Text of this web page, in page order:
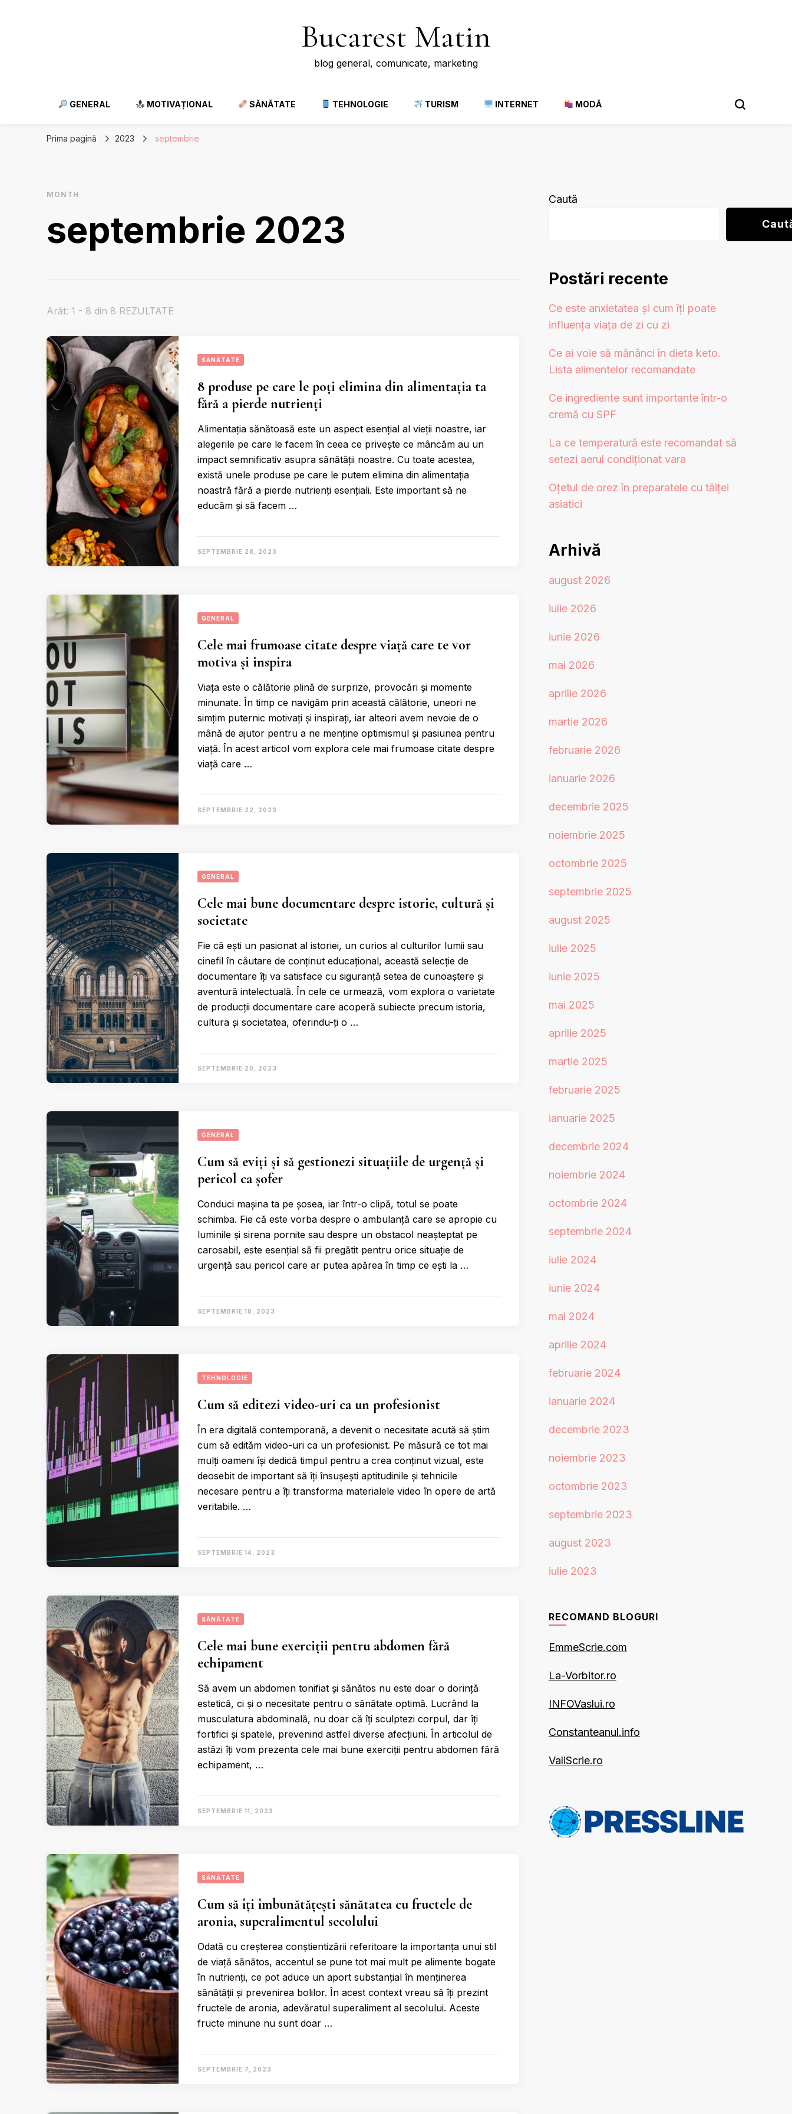
Bucarest Matin
blog general, comunicate, marketing
GENERAL MOTIVAȚIONAL SĂNĂTATE TEHNOLOGIE TURISM INTERNET MODĂ
Prima pagină 2023 septembrie
MONTH
septembrie 2023
Arăt: 1 - 8 din 8 REZULTATE
SĂNĂTATE
8 produse pe care le poți elimina din alimentația ta
fără a pierde nutrienți
Alimentația sănătoasă este un aspect esențial al vieții noastre, iar
alegerile pe care le facem în ceea ce privește ce mâncăm au un
impact semnificativ asupra sănătății noastre. Cu toate acestea,
există unele produse pe care le putem elimina din alimentația
noastră fără a pierde nutrienți esențiali. Este important să ne
educăm și să facem …
SEPTEMBRIE 28, 2023
GENERAL
Cele mai frumoase citate despre viață care te vor
motiva și inspira
Viața este o călătorie plină de surprize, provocări și momente
minunate. În timp ce navigăm prin această călătorie, uneori ne
simțim puternic motivați și inspirați, iar alteori avem nevoie de o
mână de ajutor pentru a ne menține optimismul și pasiunea pentru
viață. În acest articol vom explora cele mai frumoase citate despre
viață care …
SEPTEMBRIE 22, 2023
GENERAL
Cele mai bune documentare despre istorie, cultură și
societate
Fie că ești un pasionat al istoriei, un curios al culturilor lumii sau
cinefil în căutare de conținut educațional, această selecție de
documentare îți va satisface cu siguranță setea de cunoaștere și
aventură intelectuală. În cele ce urmează, vom explora o varietate
de producții documentare care acoperă subiecte precum istoria,
cultura și societatea, oferindu-ți o …
SEPTEMBRIE 20, 2023
GENERAL
Cum să eviți și să gestionezi situațiile de urgență și
pericol ca șofer
Conduci mașina ta pe șosea, iar într-o clipă, totul se poate
schimba. Fie că este vorba despre o ambulanță care se apropie cu
luminile și sirena pornite sau despre un obstacol neașteptat pe
carosabil, este esențial să fii pregătit pentru orice situație de
urgență sau pericol care ar putea apărea în timp ce ești la …
SEPTEMBRIE 18, 2023
TEHNOLOGIE
Cum să editezi video-uri ca un profesionist
În era digitală contemporană, a devenit o necesitate acută să știm
cum să edităm video-uri ca un profesionist. Pe măsură ce tot mai
mulți oameni își dedică timpul pentru a crea conținut vizual, este
deosebit de important să îți însușești aptitudinile și tehnicile
necesare pentru a îți transforma materialele video în opere de artă
veritabile. …
SEPTEMBRIE 14, 2023
SĂNĂTATE
Cele mai bune exerciții pentru abdomen fără
echipament
Să avem un abdomen tonifiat și sănătos nu este doar o dorință
estetică, ci și o necesitate pentru o sănătate optimă. Lucrând la
musculatura abdominală, nu doar că îți sculptezi corpul, dar îți
fortifici și spatele, prevenind astfel diverse afecțiuni. În articolul de
astăzi îți vom prezenta cele mai bune exerciții pentru abdomen fără
echipament, …
SEPTEMBRIE 11, 2023
SĂNĂTATE
Cum să îți îmbunătățești sănătatea cu fructele de
aronia, superalimentul secolului
Odată cu creșterea conștientizării referitoare la importanța unui stil
de viață sănătos, accentul se pune tot mai mult pe alimente bogate
în nutrienți, ce pot aduce un aport substanțial în menținerea
sănătății și prevenirea bolilor. În acest context vreau să îți prezint
fructele de aronia, adevăratul superaliment al secolului. Aceste
fructe minune nu sunt doar …
SEPTEMBRIE 7, 2023
Caută
Postări recente
Ce este anxietatea și cum îți poate
influența viața de zi cu zi
Ce ai voie să mănânci în dieta keto.
Lista alimentelor recomandate
Ce ingrediente sunt importante într-o
cremă cu SPF
La ce temperatură este recomandat să
setezi aerul condiționat vara
Oțetul de orez în preparatele cu tăiței
asiatici
Arhivă
august 2026
iulie 2026
iunie 2026
mai 2026
aprilie 2026
martie 2026
februarie 2026
ianuarie 2026
decembrie 2025
noiembrie 2025
octombrie 2025
septembrie 2025
august 2025
iulie 2025
iunie 2025
mai 2025
aprilie 2025
martie 2025
februarie 2025
ianuarie 2025
decembrie 2024
noiembrie 2024
octombrie 2024
septembrie 2024
iulie 2024
iunie 2024
mai 2024
aprilie 2024
februarie 2024
ianuarie 2024
decembrie 2023
noiembrie 2023
octombrie 2023
septembrie 2023
august 2023
iulie 2023
RECOMAND BLOGURI
EmmeScrie.com
La-Vorbitor.ro
INFOVaslui.ro
Constanteanul.info
ValiScrie.ro